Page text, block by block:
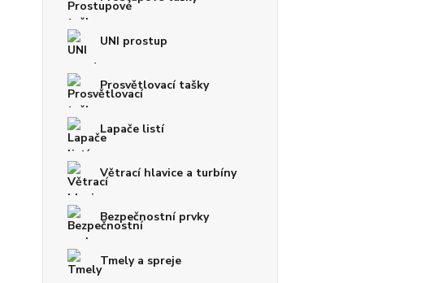
UNI prostup
Prosvětlovací tašky
Lapače listí
Větrací hlavice a turbíny
Bezpečnostní prvky
Tmely a spreje